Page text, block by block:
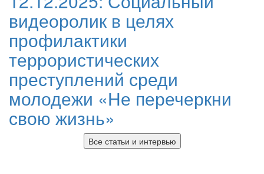
видеоролик в целях
профилактики
террористических
преступлений среди
молодежи «Не перечеркни
свою жизнь»
Все статьи и интервью